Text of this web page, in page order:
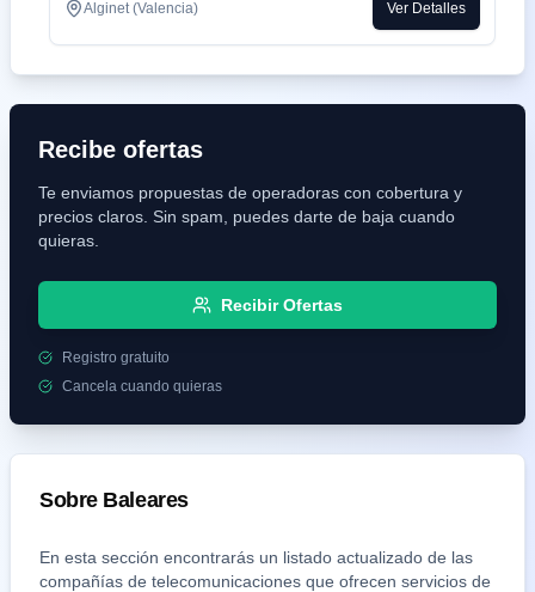
Alginet (Valencia) Ver Detalles
Recibe ofertas
Te enviamos propuestas de operadoras con cobertura y
precios claros. Sin spam, puedes darte de baja cuando
quieras.
Recibir Ofertas
Registro gratuito
Cancela cuando quieras
Sobre Baleares
En esta sección encontrarás un listado actualizado de las
compañías de telecomunicaciones que ofrecen servicios de